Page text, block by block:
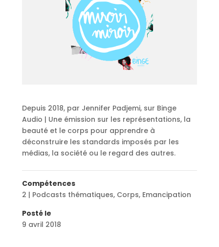
Depuis 2018, par Jennifer Padjemi, sur Binge
Audio | Une émission sur les représentations, la
beauté et le corps pour apprendre à
déconstruire les standards imposés par les
médias, la société ou le regard des autres.
Compétences
2 | Podcasts thématiques, Corps, Emancipation
Posté le
9 avril 2018